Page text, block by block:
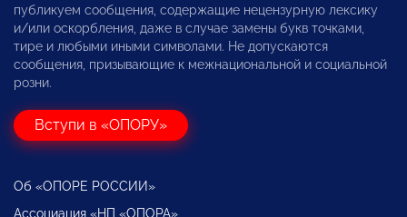
публикуем сообщения, содержащие нецензурную лексику
и/или оскорбления, даже в случае замены букв точками,
тире и любыми иными символами. Не допускаются
сообщения, призывающие к межнациональной и социальной
розни.
Вступи в «ОПОРУ»
Об «ОПОРЕ РОССИИ»
Ассоциация «НП «ОПОРА»